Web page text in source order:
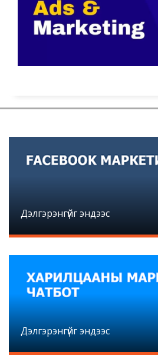
Дэлгэрэнгүйг эндээс
Дэлгэрэнгүйг эндээс